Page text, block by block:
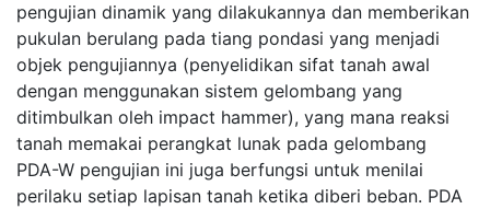
pengujian dinamik yang dilakukannya dan memberikan
pukulan berulang pada tiang pondasi yang menjadi
objek pengujiannya (penyelidikan sifat tanah awal
dengan menggunakan sistem gelombang yang
ditimbulkan oleh impact hammer), yang mana reaksi
tanah memakai perangkat lunak pada gelombang
PDA-W pengujian ini juga berfungsi untuk menilai
perilaku setiap lapisan tanah ketika diberi beban. PDA